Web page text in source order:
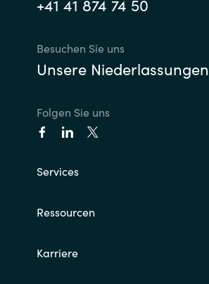
+41 41 874 74 50
Besuchen Sie uns
Unsere Niederlassungen
Folgen Sie uns
Services
Ressourcen
Karriere